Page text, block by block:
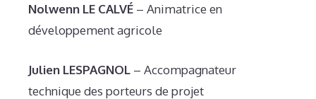
Nolwenn LE CALVÉ – Animatrice en
développement agricole
Julien LESPAGNOL – Accompagnateur
technique des porteurs de projet